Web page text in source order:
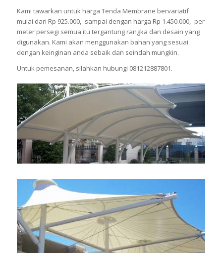
Kami tawarkan untuk harga Tenda Membrane bervariatif
mulai dari Rp 925.000,- sampai dengan harga Rp 1.450.000,- per
meter persegi semua itu tergantung rangka dan desain yang
digunakan. Kami akan menggunakan bahan yang sesuai
dengan keinginan anda sebaik dan seindah mungkin.
Untuk pemesanan, silahkan hubungi 081212887801.